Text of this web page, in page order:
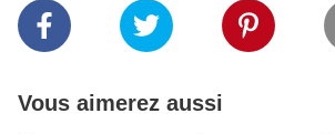
Vous aimerez aussi